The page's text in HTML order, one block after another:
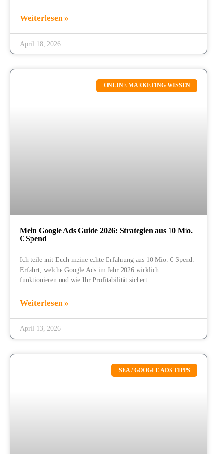
Weiterlesen »
April 18, 2026
ONLINE MARKETING WISSEN
Mein Google Ads Guide 2026: Strategien aus 10 Mio.
€ Spend
Ich teile mit Euch meine echte Erfahrung aus 10 Mio. € Spend.
Erfahrt, welche Google Ads im Jahr 2026 wirklich
funktionieren und wie Ihr Profitabilität sichert
Weiterlesen »
April 13, 2026
SEA / GOOGLE ADS TIPPS